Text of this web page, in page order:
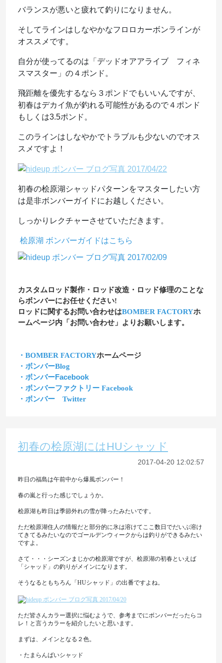
バランスが悪いと疲れて釣りになりません。
そしてラインはしなやかなフロロカーボンラインが
オススメです。
自分が使ってるのは「デッドオアアライブ フィネ
スマスター」の４ポンド。
飛距離を優先するなら３ポンドでもいいんですが、
初春はデカイ魚が釣れる可能性があるので４ポンド
もしくは3.5ポンド。
このラインはしなやかでトラブルも少ないのでオス
スメですよ！
初春の桧原湖シャッドパターンをマスターしたい方
は是非ボンバーガイドにお越しください。
しっかりレクチャーさせていただきます。
桧原湖 ボンバーガイドはこちら
カスタムロッド製作・ロッド改造・ロッド修理のことな
らボンバーにお任せください!
ロッドに関するお問い合わせはBOMBER FACTORYホ
ームページ内「お問い合わせ」よりお願いします。
・BOMBER FACTORYホームページ
・ボンバーBlog
・ボンバーFacebook
・ボンバーファクトリー Facebook
・ボンバー Twitter
初春の桧原湖にはHUシャッド
2017-04-20 12:02:57
昨日の福島は午前中から爆風ボンバー！
春の嵐と行った感じでしょうか。
桧原湖も昨日は季節外れの雪が降ったみたいです。
ただ桧原湖住人の情報だと部分的に氷は溶けてここ数日でだいぶ溶け
てきてるみたいなのでゴールデンウィークからは釣りができるみたい
ですよ。
さて・・・シーズンまじかの桧原湖ですが、桧原湖の初春といえば
「シャッド」の釣りがメインになります。
そうなるともちろん「HUシャッド」の出番ですよね。
ただ皆さんカラー選択に悩むようで、参考までにボンバーだったらコ
レ！と言うカラーを紹介したいと思います。
まずは、メインとなる２色。
・たまらんばいシャッド